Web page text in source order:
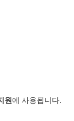
원에 사용됩니다.